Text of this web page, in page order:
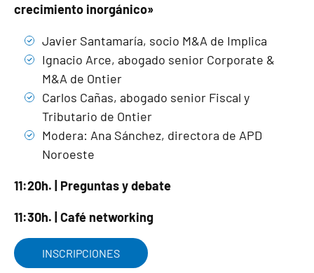
crecimiento inorgánico»
Javier Santamaría, socio M&A de Implica
Ignacio Arce, abogado senior Corporate &
M&A de Ontier
Carlos Cañas, abogado senior Fiscal y
Tributario de Ontier
Modera: Ana Sánchez, directora de APD
Noroeste
11:20h. | Preguntas y debate
11:30h. | Café networking
INSCRIPCIONES